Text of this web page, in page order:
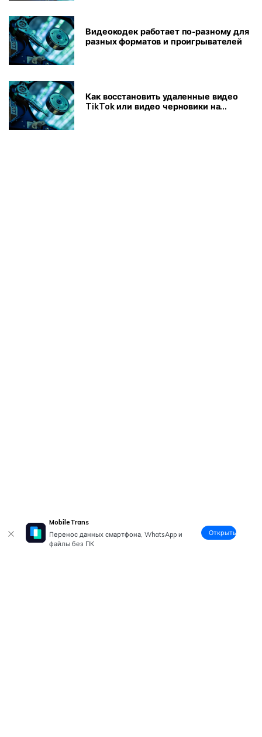
Видеокодек работает по-разному для
разных форматов и проигрывателей
Как восстановить удаленные видео
TikTok или видео черновики на
MobileTrans
Перенос данных смартфона, WhatsApp и
файлы без ПК
Открыть